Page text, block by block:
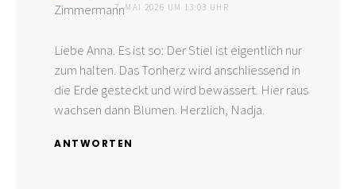
7. MAI 2026 UM 13:03 UHR
Liebe Anna. Es ist so: Der Stiel ist eigentlich nur
zum halten. Das Tonherz wird anschliessend in
die Erde gesteckt und wird bewässert. Hier raus
wachsen dann Blumen. Herzlich, Nadja.
ANTWORTEN